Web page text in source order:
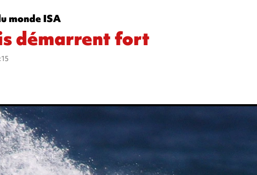
monde ISA
démarrent fort